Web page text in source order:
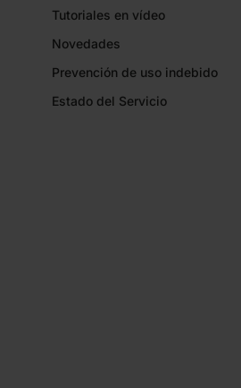
Tutoriales en vídeo
Novedades
Prevención de uso indebido
Estado del Servicio